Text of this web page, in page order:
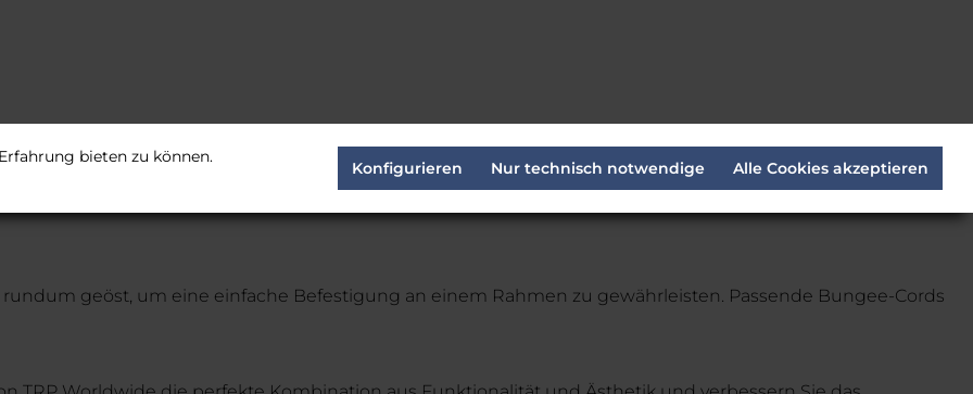
geöst, um eine einfache Befestigung an einem Rahmen zu gewährleisten. Passende Bungee-Cords
bieten zu können.
Nur technisch notwendige
Konfigurieren Alle Cookies akzeptieren